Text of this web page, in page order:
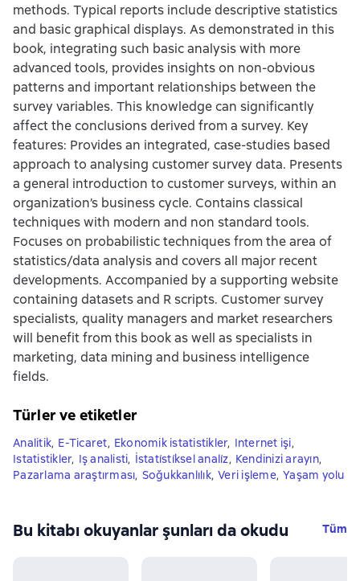
methods. Typical reports include descriptive statistics
and basic graphical displays. As demonstrated in this
book, integrating such basic analysis with more
advanced tools, provides insights on non-obvious
patterns and important relationships between the
survey variables. This knowledge can significantly
affect the conclusions derived from a survey. Key
features: Provides an integrated, case-studies based
approach to analysing customer survey data. Presents
a general introduction to customer surveys, within an
organization’s business cycle. Contains classical
techniques with modern and non standard tools.
Focuses on probabilistic techniques from the area of
statistics/data analysis and covers all major recent
developments. Accompanied by a supporting website
containing datasets and R scripts. Customer survey
specialists, quality managers and market researchers
will benefit from this book as well as specialists in
marketing, data mining and business intelligence
fields.
Türler ve etiketler
Analitik, E-Ticaret, Ekonomik istatistikler, Internet işi,
Istatistikler, Iş analisti, İstati̇sti̇ksel anali̇z, Kendinizi arayın,
Pazarlama araştırması, Soğukkanlılık, Veri işleme, Yaşam yolu
Bu kitabı okuyanlar şunları da okudu Tüm